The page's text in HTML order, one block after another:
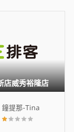
鐘提那-Tina
店威秀裕隆店